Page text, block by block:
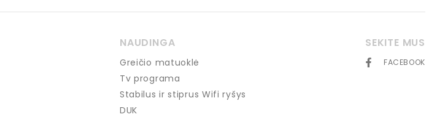
NAUDINGA
Greičio matuoklė
Tv programa
Stabilus ir stiprus Wifi ryšys
DUK
SEKITE MUS
FACEBOOK